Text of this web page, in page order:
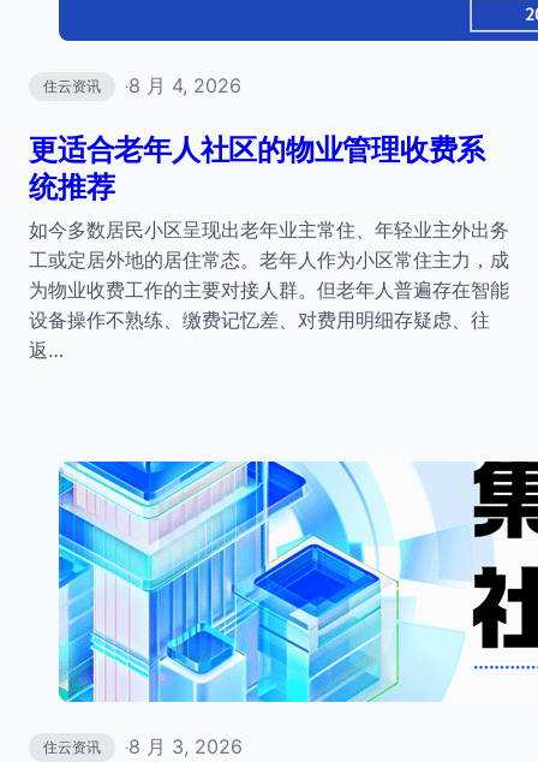
住云资讯 ·8 月 4, 2026
更适合老年人社区的物业管理收费系
统推荐
如今多数居民小区呈现出老年业主常住、年轻业主外出务
工或定居外地的居住常态。老年人作为小区常住主力，成
为物业收费工作的主要对接人群。但老年人普遍存在智能
设备操作不熟练、缴费记忆差、对费用明细存疑虑、往
返…
住云资讯 ·8 月 3, 2026